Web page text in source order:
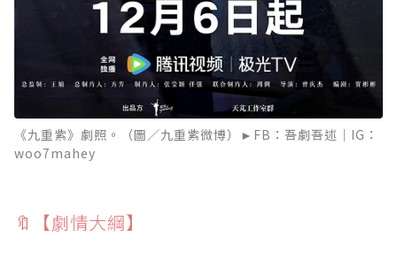
《九重紫》劇照。（圖／九重紫微博）►FB：吾劇吾述｜IG：
woo7mahey
🔖【劇情大綱】